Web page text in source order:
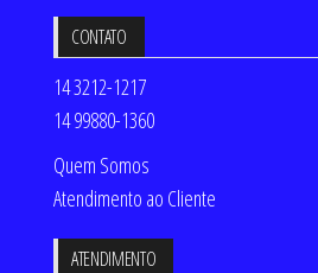
CONTATO
14 3212-1217
14 99880-1360
Quem Somos
Atendimento ao Cliente
ATENDIMENTO